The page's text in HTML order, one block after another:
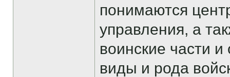
понимаются
управления, а
воинские части
виды и рода